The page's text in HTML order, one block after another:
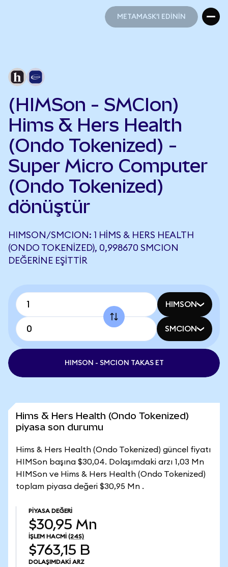
METAMASK'I EDİNİN
(HIMSon - SMCIon)
Hims & Hers Health
(Ondo Tokenized) -
Super Micro Computer
(Ondo Tokenized)
dönüştür
HIMSON/SMCION: 1 HIMS & HERS HEALTH
(ONDO TOKENIZED), 0,998670 SMCION
DEĞERINE EŞITTIR
HIMSON
SMCION
HIMSON - SMCION TAKAS ET
Hims & Hers Health (Ondo Tokenized)
piyasa son durumu
Hims & Hers Health (Ondo Tokenized) güncel fiyatı
HIMSon başına $30,04. Dolaşımdaki arzı 1,03 Mn
HIMSon ve Hims & Hers Health (Ondo Tokenized)
toplam piyasa değeri $30,95 Mn .
PIYASA DEĞERI
$30,95 Mn
İŞLEM HACMI (24S)
$763,15 B
DOLAŞIMDAKI ARZ